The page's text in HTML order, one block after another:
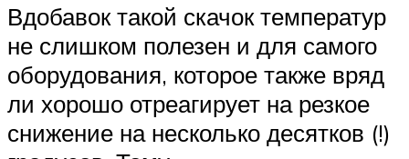
Вдобавок такой скачок температур
не слишком полезен и для самого
оборудования, которое также вряд
ли хорошо отреагирует на резкое
снижение на несколько десятков (!)